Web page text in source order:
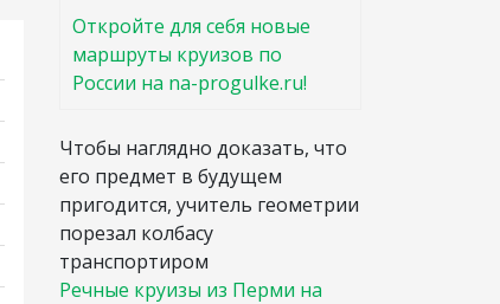
Откройте для себя новые
маршруты круизов по
России на na-progulke.ru!
Чтобы наглядно доказать, что
его предмет в будущем
пригодится, учитель геометрии
порезал колбасу
транспортиром
Речные круизы из Перми на